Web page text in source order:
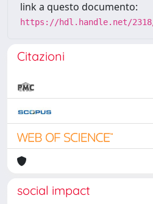
link a questo documento:
https://hdl.handle.net/
Citazioni
social impact